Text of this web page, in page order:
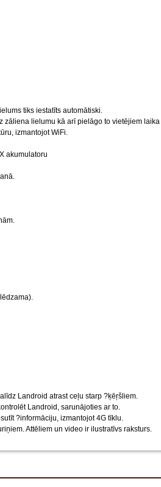
tiks iestatīts automātiski.
zāliena lielumu kā arī pielāgo to vietējiem
izmantojot WiFi.
akumulatoru
Landroid atrast ceļu starp ?ķēŗšliem.
Landroid, sarunājoties ar to.
?informāciju, izmantojot 4G tīklu.
Attēliem un video ir ilustratīvs raksturs.